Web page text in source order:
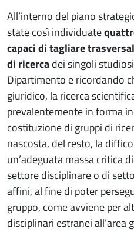
All’interno del piano
state così individuate
capaci di tagliare
di ricercadei singoli
Dipartimento e ricordando
giuridico, la ricerca
prevalentemente in forma
costituzione di gruppi di
nascosta, del resto, la
un’adeguata massa critica
settore disciplinare o di
affini, al fine di poter
gruppo, come avviene per
disciplinari estranei all’area